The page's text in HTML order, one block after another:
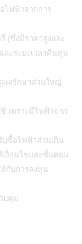
ไฟฟ้าจากการ
(ซึ่งมีราคาสูงและ
ะระยะเวลาคืนทุน
ลรักษาส่วนใหญ่
เพราะมีไฟฟ้าจาก
บซื้อไฟฟ้าส่วนเกิน
เงื่อนไขและขั้นตอน
กับการลงทุน
บคุม